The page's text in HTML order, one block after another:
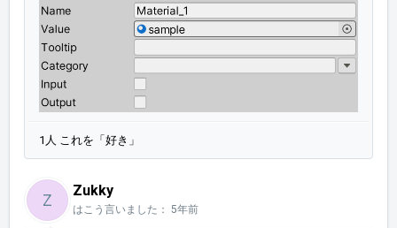
1人 これを「好き」
Z
Zukky
はこう言いました： 5年前